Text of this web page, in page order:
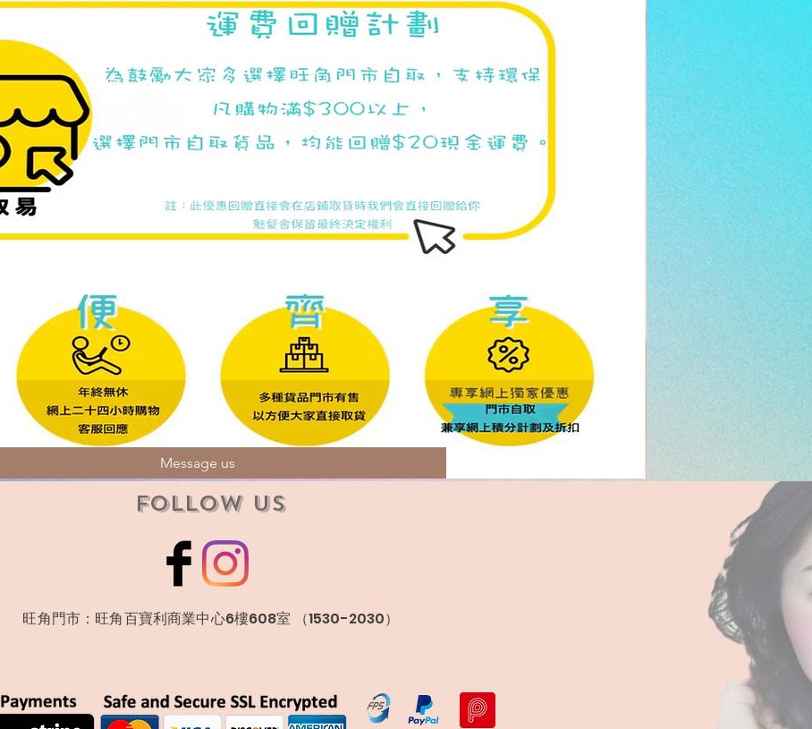
Message us
Follow Us
​旺角門市：旺角百寶利商業中心6樓608室 （1530-2030）